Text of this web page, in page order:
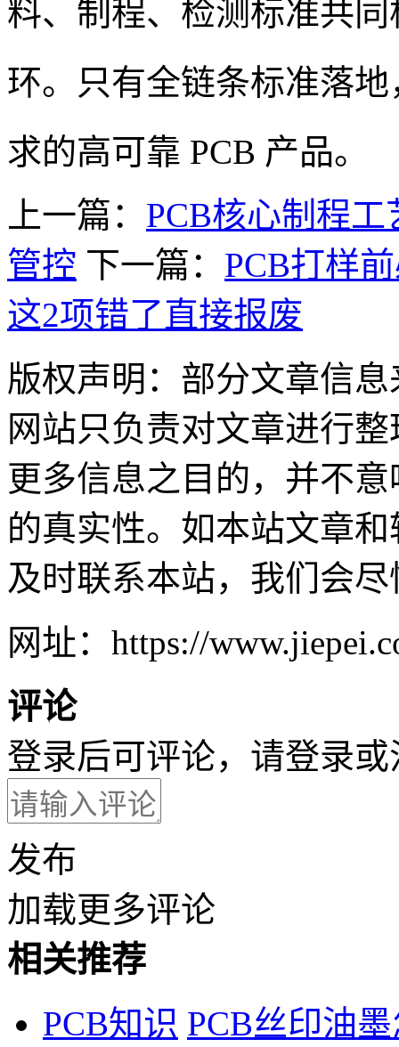
料、制程、检测标准共
环。只有全链条标准落
求的高可靠 PCB 产品。
上一篇： PCB核心制程
管控 下一篇： PCB打样
这2项错了直接报废
版权声明：部分文章信
网站只负责对文章进行
更多信息之目的，并不
的真实性。如本站文章
及时联系本站，我们会
网址：https://
评论
登录后可评论，请登录或
发布
加载更多评论
相关推荐
PCB知识 PCB丝印油